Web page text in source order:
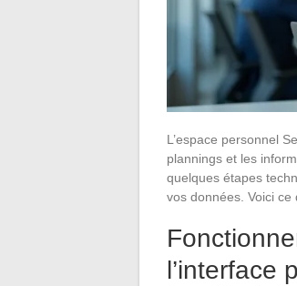
L’espace personnel
plannings et les
quelques étapes
vos données. Voici ce
l’interface